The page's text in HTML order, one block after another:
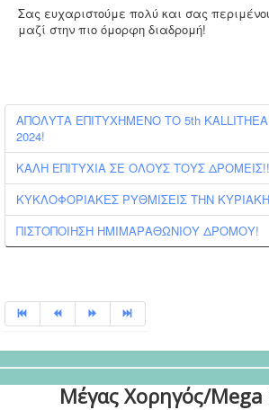
Σας ευχαριστούμε πολύ και σας
μαζί στην πιο όμορφη διαδρομή!
ΑΠΟΛΥΤΑ ΕΠΙΤΥΧΗΜΕΝΟ ΤΟ 5th KALLITHEA
2024!
ΚΑΛΗ ΕΠΙΤΥΧΙΑ ΣΕ ΟΛΟΥΣ ΤΟΥΣ
ΚΥΚΛΟΦΟΡΙΑΚΕΣ ΡΥΘΜΙΣΕΙΣ ΤΗΝ ΚΥΡΙΑΚΗ
ΠΙΣΤΟΠΟΙΗΣΗ ΗΜΙΜΑΡΑΘΩΝΙΟΥ ΔΡΟΜΟΥ!
Μέγας Χορηγός/Mega